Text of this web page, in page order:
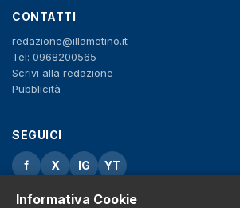
CONTATTI
redazione@illametino.it
Tel: 0968200565
Scrivi alla redazione
Pubblicità
SEGUICI
f X IG YT
Privacy Policy
Informativa Cookie